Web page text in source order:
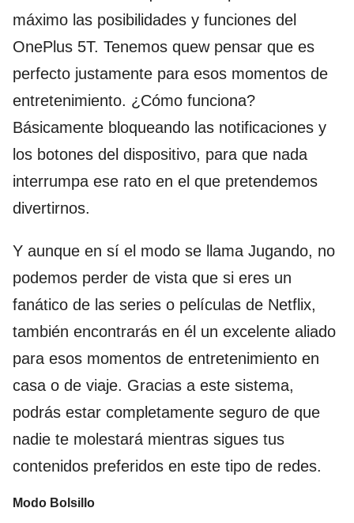
máximo las posibilidades y funciones del
OnePlus 5T. Tenemos quew pensar que es
perfecto justamente para esos momentos de
entretenimiento. ¿Cómo funciona?
Básicamente bloqueando las notificaciones y
los botones del dispositivo, para que nada
interrumpa ese rato en el que pretendemos
divertirnos.
Y aunque en sí el modo se llama Jugando, no
podemos perder de vista que si eres un
fanático de las series o películas de Netflix,
también encontrarás en él un excelente aliado
para esos momentos de entretenimiento en
casa o de viaje. Gracias a este sistema,
podrás estar completamente seguro de que
nadie te molestará mientras sigues tus
contenidos preferidos en este tipo de redes.
Modo Bolsillo